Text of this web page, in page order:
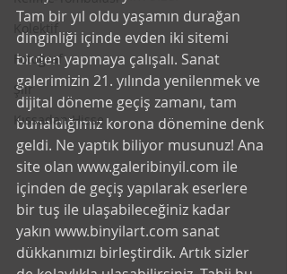
Kolektif
Fotoğraf
Şiir
Kıssadan Hisse
Tam bir yıl oldu yaşamın durağan
dinginliği içinde evden iki sitemi
birden yapmaya çalışalı. Sanat
galerimizin 21. yılında yenilenmek ve
dijital döneme geçiş zamanı, tam
bunaldığımız korona dönemine denk
geldi. Ne yaptık biliyor musunuz! Ana
site olan www.galeribinyil.com ile
içinden de geçiş yapılarak eserlere
bir tuş ile ulaşabileceğiniz kadar
yakın www.binyilart.com sanat
dükkanımızı birleştirdik. Artık sizler